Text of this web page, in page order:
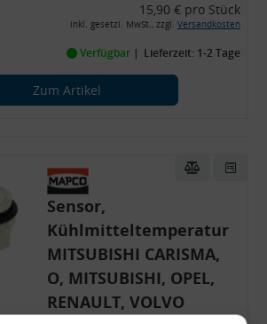
15,90 € pro Stück
inkl. gesetzl. MwSt., zzgl. Versandkosten
Verfügbar Lieferzeit: 1-2 Tage
Zum Artikel
Sensor,
Kühlmitteltemperatur
MITSUBISHI CARISMA,
O, MITSUBISHI, OPEL,
RENAULT, VOLVO